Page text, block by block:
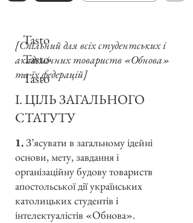
[Спільний для всіх студентських і
академічних товариств «Обнова»
та їх федерацій]
I. ЦІЛЬ ЗАГАЛЬНОГО
СТАТУТУ
1.З’ясувати в загальному ідейні
основи, мету, завдання і
організаційну будову товариств
апостольської дії українських
католицьких студентів і
інтелектуалістів «Обнова».
Tasto
Tasto
Tasto